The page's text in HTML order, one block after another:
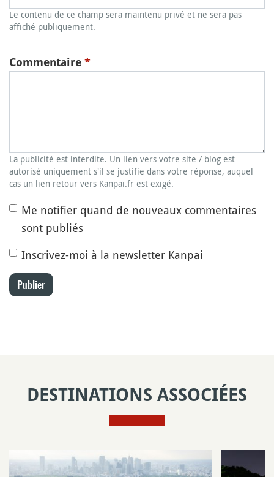
Le contenu de ce champ sera maintenu privé et ne sera pas
affiché publiquement.
Commentaire *
La publicité est interdite. Un lien vers votre site / blog est
autorisé uniquement s'il se justifie dans votre réponse, auquel
cas un lien retour vers Kanpai.fr est exigé.
Me notifier quand de nouveaux commentaires
sont publiés
Inscrivez-moi à la newsletter Kanpai
Publier
DESTINATIONS ASSOCIÉES